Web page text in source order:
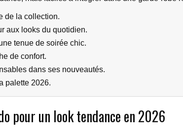
de la collection.
aux looks du quotidien.
tenue de soirée chic.
de confort.
dans ses nouveautés.
palette 2026.
pour un look tendance en 2026